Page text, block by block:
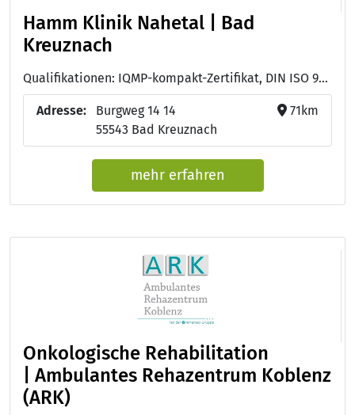
Hamm Klinik Nahetal | Bad
Kreuznach
Qualifikationen: IQMP-kompakt-Zertifikat, DIN ISO 9001:2015, Managementanforderungen der BGW zum Arbeitsschutz (MAAS BGW)
Adresse:
Burgweg 14 14
55543 Bad Kreuznach
71km
mehr erfahren
Onkologische Rehabilitation
| Ambulantes Rehazentrum Koblenz
(ARK)